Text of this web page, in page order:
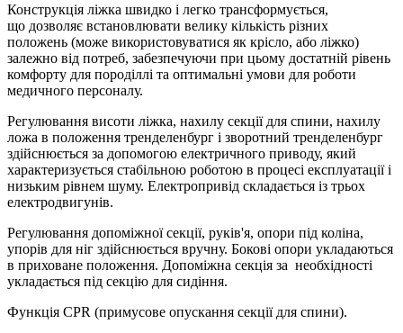
Конструкція ліжка швидко і легко трансформується,
що дозволяє встановлювати велику кількість різних
положень (може використовуватися як крісло, або ліжко)
залежно від потреб, забезпечуючи при цьому достатній рівень
комфорту для породіллі та оптимальні умови для роботи
медичного персоналу.
Регулювання висоти ліжка, нахилу секції для спини, нахилу
ложа в положення тренделенбург і зворотний тренделенбург
здійснюється за допомогою електричного приводу, який
характеризується стабільною роботою в процесі експлуатації і
низьким рівнем шуму. Електропривід складається із трьох
електродвигунів.
Регулювання допоміжної секції, руків'я, опори під коліна,
упорів для ніг здійснюється вручну. Бокові опори укладаються
в приховане положення. Допоміжна секція за необхідності
укладається під секцію для сидіння.
Функція CPR (примусове опускання секції для спини).